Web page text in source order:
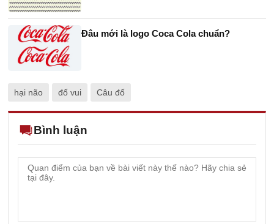
Đâu mới là logo Coca Cola chuẩn?
hại não đố vui Câu đố
Bình luận